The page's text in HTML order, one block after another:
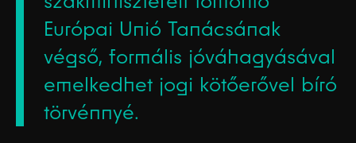
Európai Unió Tanácsának
végső, formális jóváhagyásával
emelkedhet jogi kötőerővel bíró
törvénnyé.